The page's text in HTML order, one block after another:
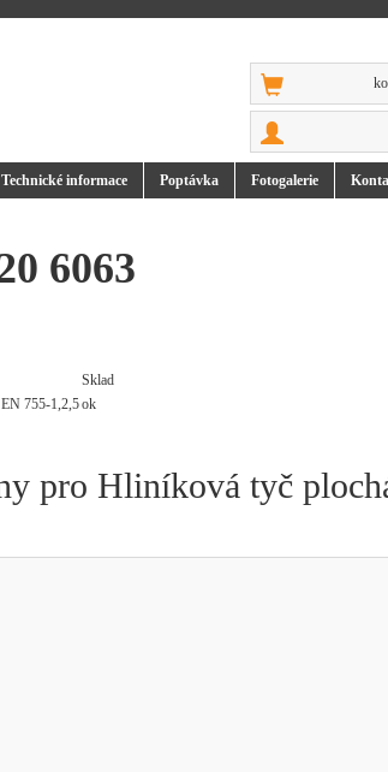
Technické informace Poptávka Fotogalerie
6063
Sklad
755-1,2,5ok
pro Hliníková tyč